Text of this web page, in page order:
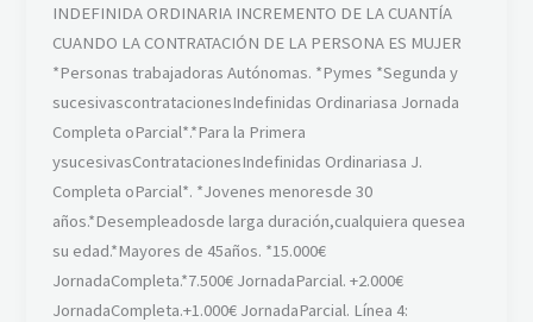
INDEFINIDA ORDINARIA INCREMENTO DE LA CUANTÍA
CUANDO LA CONTRATACIÓN DE LA PERSONA ES MUJER
*Personas trabajadoras Autónomas. *Pymes *Segunda y
sucesivascontratacionesIndefinidas Ordinariasa Jornada
Completa oParcial*.*Para la Primera
ysucesivasContratacionesIndefinidas Ordinariasa J.
Completa oParcial*. *Jovenes menoresde 30
años.*Desempleadosde larga duración,cualquiera quesea
su edad.*Mayores de 45años. *15.000€
JornadaCompleta.*7.500€ JornadaParcial. +2.000€
JornadaCompleta.+1.000€ JornadaParcial. Línea 4: